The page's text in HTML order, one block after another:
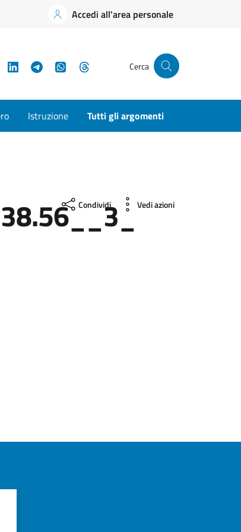
Accedi all'area personale
InstagramLinkedInTelegramWhatsApp Cerca
Istruzione Tutti gli argomenti
Condividi Vedi azioni